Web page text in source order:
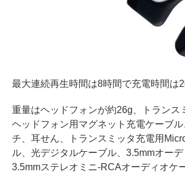
最大連続再生時間は8時間で充電時間は2
重量はヘッドフォンが約26g、トランス
ヘッドフォン用マグネット充電ケーブ
チ、耳せん、トランスミッタ充電用
ル、光デジタルケーブル、3.5mmオーデ
3.5mmステレオミニ-RCAオーディオケ